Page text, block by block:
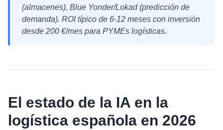
(almacenes), Blue Yonder/Lokad (predicción de
demanda). ROI típico de 6-12 meses con inversión
desde 200 €/mes para PYMEs logísticas.
El estado de la IA en la
logística española en 2026